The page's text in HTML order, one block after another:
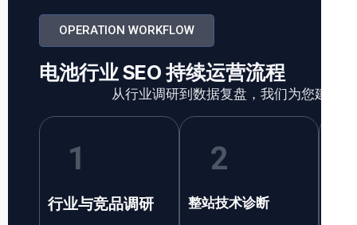
OPERATION WORKFLOW
电池行业 SEO 持续运营流程
从行业调研到数据复盘，我们为您建立
1
行业与竞品调研
2
整站技术诊断